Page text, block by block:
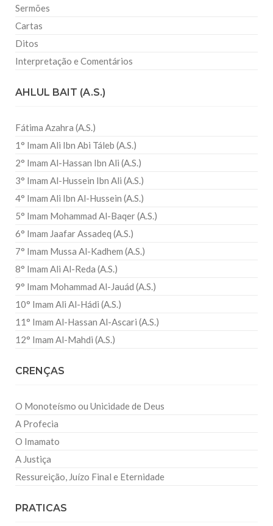
Sermões
Cartas
Ditos
Interpretação e Comentários
AHLUL BAIT (A.S.)
Fátima Azahra (A.S.)
1° Imam Ali Ibn Abi Táleb (A.S.)
2° Imam Al-Hassan Ibn Ali (A.S.)
3° Imam Al-Hussein Ibn Ali (A.S.)
4° Imam Ali Ibn Al-Hussein (A.S.)
5° Imam Mohammad Al-Baqer (A.S.)
6° Imam Jaafar Assadeq (A.S.)
7° Imam Mussa Al-Kadhem (A.S.)
8° Imam Ali Al-Reda (A.S.)
9° Imam Mohammad Al-Jauád (A.S.)
10° Imam Ali Al-Hádi (A.S.)
11° Imam Al-Hassan Al-Ascari (A.S.)
12° Imam Al-Mahdi (A.S.)
CRENÇAS
O Monoteísmo ou Unicidade de Deus
A Profecia
O Imamato
A Justiça
Ressureição, Juízo Final e Eternidade
PRATICAS